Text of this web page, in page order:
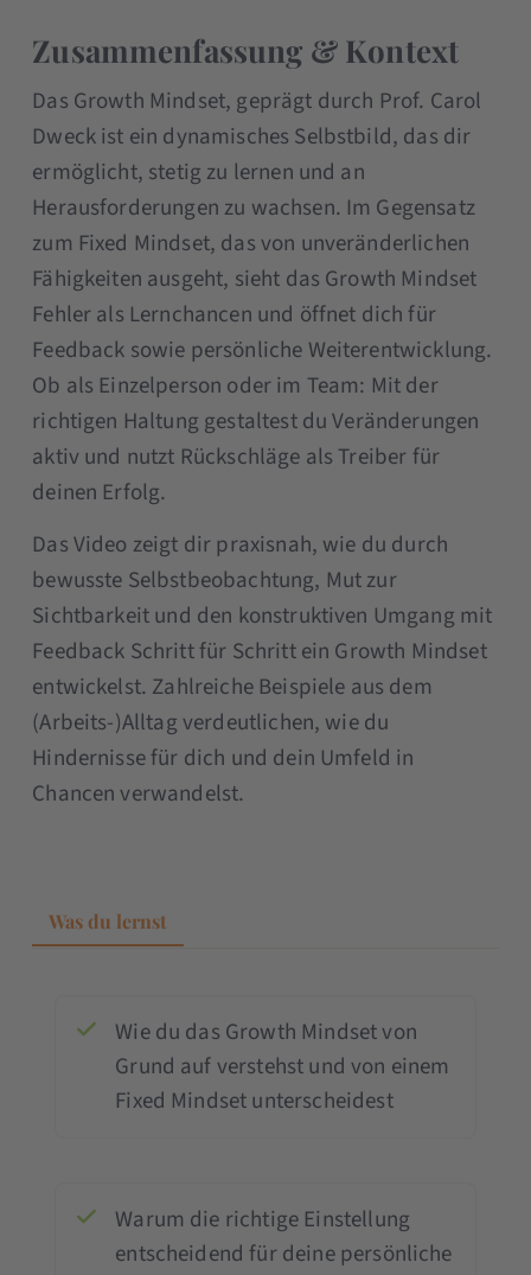
Zusammenfassung & Kontext
Das Growth Mindset, geprägt durch Prof. Carol
Dweck ist ein dynamisches Selbstbild, das dir
ermöglicht, stetig zu lernen und an
Herausforderungen zu wachsen. Im Gegensatz
zum Fixed Mindset, das von unveränderlichen
Fähigkeiten ausgeht, sieht das Growth Mindset
Fehler als Lernchancen und öffnet dich für
Feedback sowie persönliche Weiterentwicklung.
Ob als Einzelperson oder im Team: Mit der
richtigen Haltung gestaltest du Veränderungen
aktiv und nutzt Rückschläge als Treiber für
deinen Erfolg.
Das Video zeigt dir praxisnah, wie du durch
bewusste Selbstbeobachtung, Mut zur
Sichtbarkeit und den konstruktiven Umgang mit
Feedback Schritt für Schritt ein Growth Mindset
entwickelst. Zahlreiche Beispiele aus dem
(Arbeits-)Alltag verdeutlichen, wie du
Hindernisse für dich und dein Umfeld in
Chancen verwandelst.
Was du lernst
Wie du das Growth Mindset von
Grund auf verstehst und von einem
Fixed Mindset unterscheidest
Warum die richtige Einstellung
entscheidend für deine persönliche